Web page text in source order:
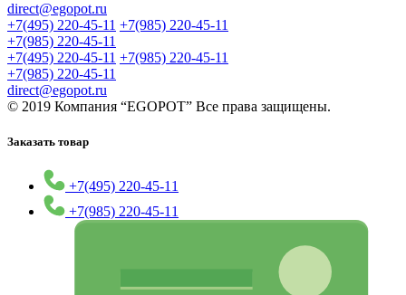
direct@egopot.ru
+7(495) 220-45-11 +7(985) 220-45-11
+7(985) 220-45-11
+7(495) 220-45-11 +7(985) 220-45-11
+7(985) 220-45-11
direct@egopot.ru
© 2019 Компания “EGOPOT” Все права защищены.
Заказать товар
+7(495) 220-45-11
+7(985) 220-45-11